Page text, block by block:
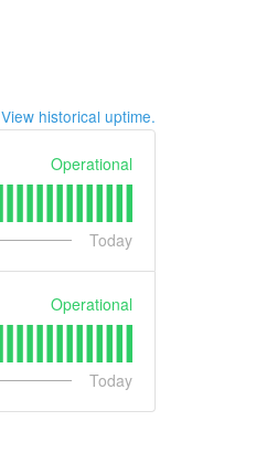
View historical uptime.
Operational
Today
Operational
Today